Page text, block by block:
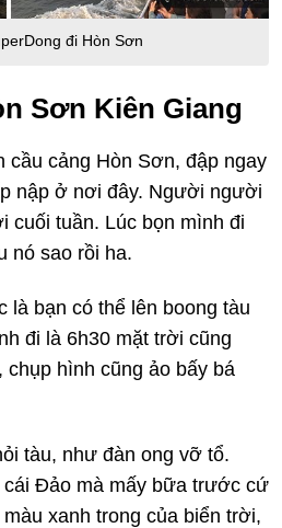
đi Hòn Sơn
Sơn Kiên Giang
cầu cảng Hòn Sơn, đập ngay
nập ở nơi đây. Người người
cuối tuần. Lúc bọn mình đi
nó sao rồi ha.
là bạn có thể lên boong tàu
đi là 6h30 mặt trời cũng
hình cũng ảo bấy bá
tàu, như đàn ong vỡ tổ.
Đảo mà mấy bữa trước cứ
xanh trong của biển trời,